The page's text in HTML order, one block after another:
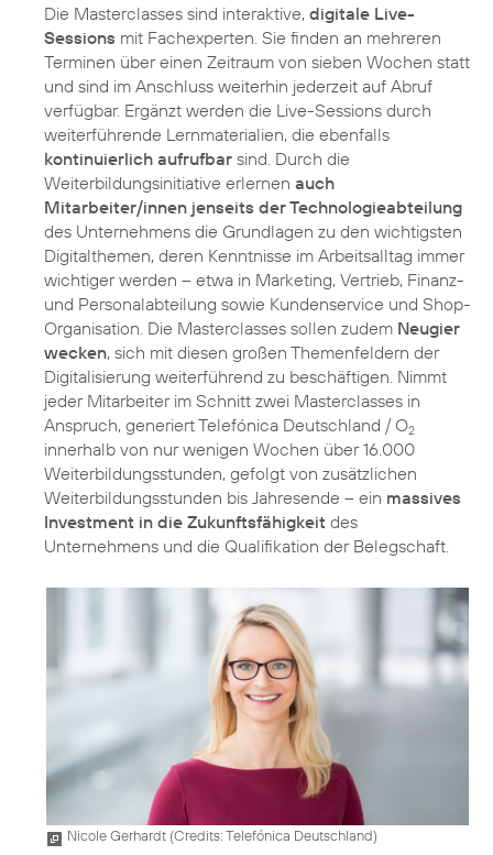
Die Masterclasses sind interaktive, digitale Live-
Sessions mit Fachexperten. Sie finden an mehreren
Terminen über einen Zeitraum von sieben Wochen statt
und sind im Anschluss weiterhin jederzeit auf Abruf
verfügbar. Ergänzt werden die Live-Sessions durch
weiterführende Lernmaterialien, die ebenfalls
kontinuierlich aufrufbar sind. Durch die
Weiterbildungsinitiative erlernen auch
Mitarbeiter/innen jenseits der Technologieabteilung
des Unternehmens die Grundlagen zu den wichtigsten
Digitalthemen, deren Kenntnisse im Arbeitsalltag immer
wichtiger werden – etwa in Marketing, Vertrieb, Finanz-
und Personalabteilung sowie Kundenservice und Shop-
Organisation. Die Masterclasses sollen zudem Neugier
wecken, sich mit diesen großen Themenfeldern der
Digitalisierung weiterführend zu beschäftigen. Nimmt
jeder Mitarbeiter im Schnitt zwei Masterclasses in
Anspruch, generiert Telefónica Deutschland / O2
innerhalb von nur wenigen Wochen über 16.000
Weiterbildungsstunden, gefolgt von zusätzlichen
Weiterbildungsstunden bis Jahresende – ein massives
Investment in die Zukunftsfähigkeit des
Unternehmens und die Qualifikation der Belegschaft.
Nicole Gerhardt (Credits: Telefónica Deutschland)